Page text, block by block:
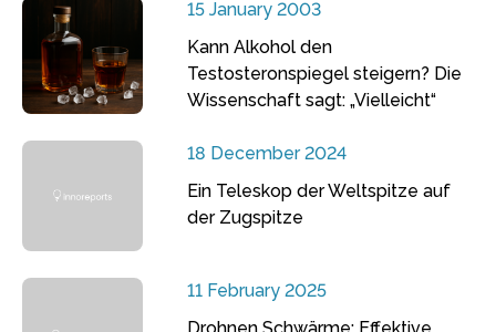
15 January 2003
Kann Alkohol den
Testosteronspiegel steigern? Die
Wissenschaft sagt: „Vielleicht“
18 December 2024
Ein Teleskop der Weltspitze auf
der Zugspitze
11 February 2025